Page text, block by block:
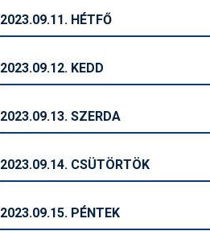
2023.09.11. HÉTFŐ
2023.09.12. KEDD
2023.09.13. SZERDA
2023.09.14. CSÜTÖRTÖK
2023.09.15. PÉNTEK